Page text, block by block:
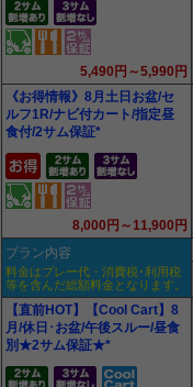
5,490円～5,990円
《お得情報》8月土日お盆/セ
ルフ1R/ナビ付カート/指定昼
食付/2サム保証*
8,000円～11,900円
プラン内容
料金はプレー代・消費税･利用税
等を含んだ総額料金となります。
【直前HOT】【Cool Cart】8
月/休日･お盆/午後スルー/昼食
別★2サム保証★*